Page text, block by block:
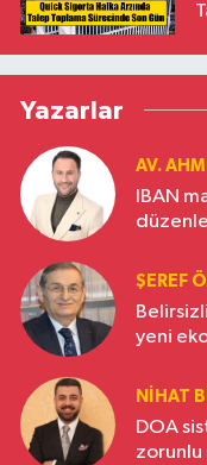
Yazarlar
AV.
IBAN
ŞEREF
yeni
NIHAT
DOA
zorunlu